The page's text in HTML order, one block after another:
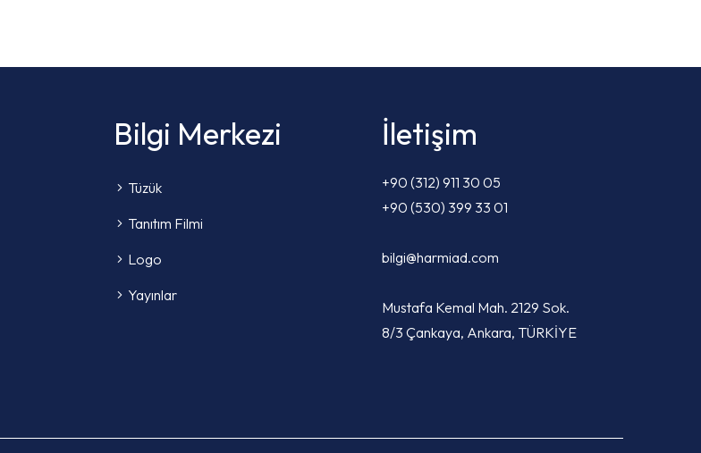
Bilgi Merkezi
Tüzük
Tanıtım Filmi
Logo
Yayınlar
İletişim
+90 (312) 911 30 05
+90 (530) 399 33 01
bilgi@harmiad.com
Mustafa Kemal Mah. 2129 Sok.
8/3 Çankaya, Ankara, TÜRKİYE